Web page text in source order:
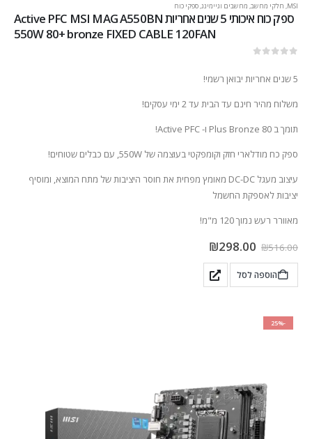
MSI
, חלקי מחשב, מחשבים וגיימינג,ספקי כוח
ספק כוח איכותי 5 שנים אחריות Active PFC MSI MAG A550BN
550W 80+ bronze FIXED CABLE 120FAN
5 שנים אחריות יבואן רשמי!
משלוח מהיר חינם עד הבית עד 2 ימי עסקים!
תומך ב 80 Plus Bronze ו- Active PFC!
ספק כח מודלארי חזק וקומפקטי בעוצמה של 550W, עם כבלים שטוחים!
עיצוב מעגל DC-DC מאומץ מפחית את חוסר היציבות של מתח המוצא, ומוסיף
יציבות לאספקת החשמל
מאוורר רעש נמוך 120 מ"מ!
₪516.00
₪298.00
הוספה לסל
-25%